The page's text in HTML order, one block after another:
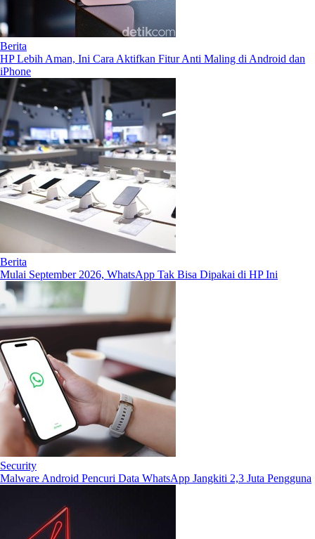
Berita
HP Lebih Aman, Ini Cara Aktifkan Fitur Anti Maling di Android dan
iPhone
Berita
Mulai September 2026, WhatsApp Tak Bisa Dipakai di HP Ini
Security
Malware Android Pencuri Data WhatsApp Jangkiti 2,3 Juta Pengguna